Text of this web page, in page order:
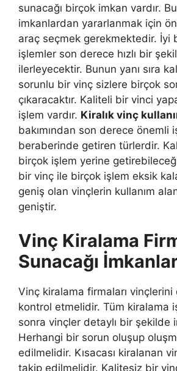
sunacağı birçok imkan vardır.
imkanlardan yararlanmak için
araç seçmek gerekmektedir. İyi
işlemler son derece hızlı bir
ilerleyecektir. Bunun yanı sıra
sorunlu bir vinç sizlere birçok
çıkaracaktır. Kaliteli bir vinci
işlem vardır. Kiralık vinç
bakımından son derece önemli
beraberinde getiren türlerdir.
birçok işlem yerine
bir vinç ile birçok işlem eksik
geniş olan vinçlerin kullanım
geniştir.
Vinç Kiralama
Sunacağı
Vinç kiralama firmaları
kontrol etmelidir. Tüm kiralama
sonra vinçler detaylı bir şekilde
Herhangi bir sorun oluşup
edilmelidir. Kısacası kiralanan
takip edilmelidir. Kalitesiz bir